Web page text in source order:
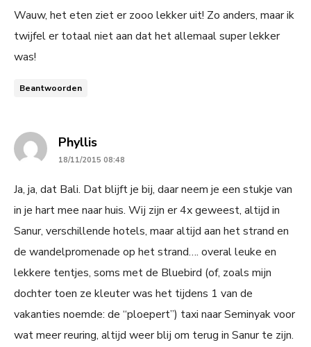
Wauw, het eten ziet er zooo lekker uit! Zo anders, maar ik
twijfel er totaal niet aan dat het allemaal super lekker
was!
Beantwoorden
Phyllissays:
18/11/2015 08:48
Ja, ja, dat Bali. Dat blijft je bij, daar neem je een stukje van
in je hart mee naar huis. Wij zijn er 4x geweest, altijd in
Sanur, verschillende hotels, maar altijd aan het strand en
de wandelpromenade op het strand…. overal leuke en
lekkere tentjes, soms met de Bluebird (of, zoals mijn
dochter toen ze kleuter was het tijdens 1 van de
vakanties noemde: de “ploepert”) taxi naar Seminyak voor
wat meer reuring, altijd weer blij om terug in Sanur te zijn.